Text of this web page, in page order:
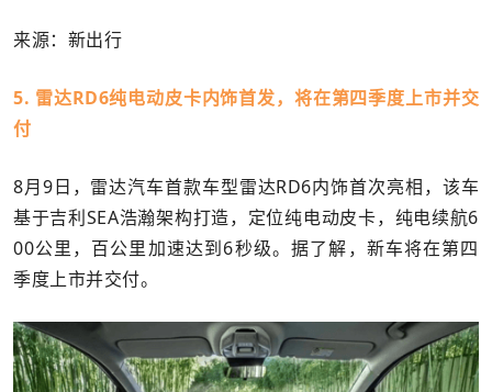
来源：新出行
5. 雷达RD6纯电动皮卡内饰首发，将在第四季度上市并交
付
8月9日，雷达汽车首款车型雷达RD6内饰首次亮相，该车
基于吉利SEA浩瀚架构打造，定位纯电动皮卡，纯电续航6
00公里，百公里加速达到6秒级。据了解，新车将在第四
季度上市并交付。